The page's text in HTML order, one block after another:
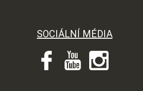
SOCIÁLNÍ MÉDIA